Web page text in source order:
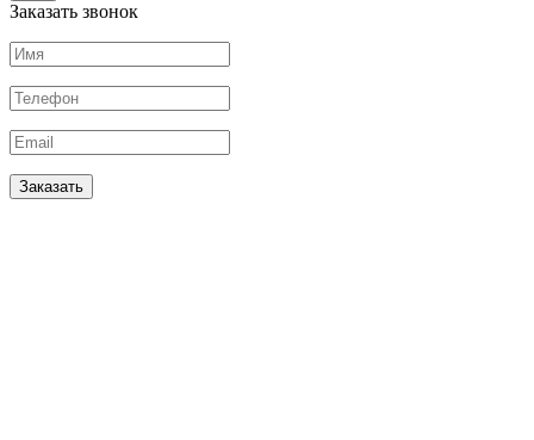
Заказать звонок